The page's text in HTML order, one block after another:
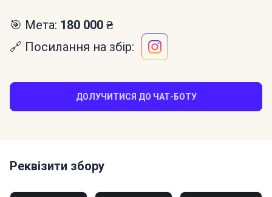
🎯 Мета: 180 000 ₴
🔗 Посилання на збір:
ДОЛУЧИТИСЯ ДО ЧАТ-БОТУ
Реквізити збору
Моно банка: